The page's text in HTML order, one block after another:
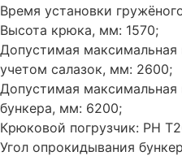
Время установки
Высота крюка, мм: 1570;
Допустимая максимальная
учетом салазок, мм: 2600;
Допустимая максимальная
бункера, мм: 6200;
Крюковой погрузчик: PH
Угол опрокидывания